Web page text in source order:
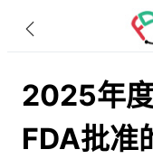
2025年
FDA批准